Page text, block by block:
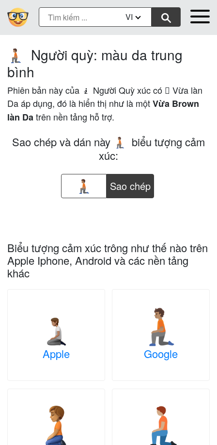
VI
🧎🏽
Người quỳ: màu da trung
bình
Phiên bản này của 🧎 Người Quỳ xúc có 🏽 Vừa làn
Da áp dụng, đó là hiển thị như là mộtVừa Brown
làn Datrên nền tảng hỗ trợ.
Sao chép và dán này 🧎🏽
biểu tượng cảm
xúc:
Sao chép
Biểu tượng cảm xúc trông như thế nào trên
Apple Iphone, Android và các nền tảng
khác
Apple Google